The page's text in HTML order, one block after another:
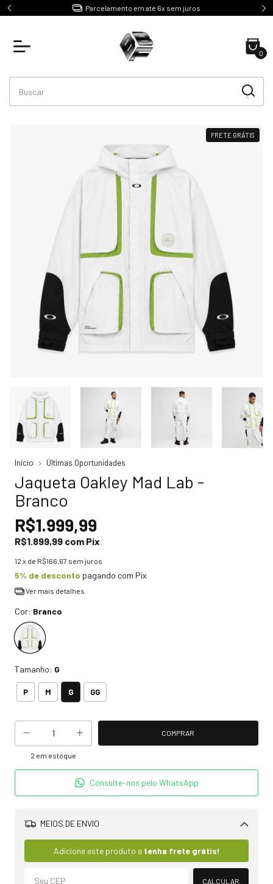
Parcelamento em até 6x sem juros
0
FRETE GRÁTIS
Início Últimas Oportunidades
Jaqueta Oakley Mad Lab -
Branco
R$1.999,99
R$1.899,99 com Pix
12 x de R$166,67 sem juros
5% de desconto pagando com Pix
Ver mais detalhes
Cor: Branco
Tamanho: G
P M G GG
2 em estoque
Consulte-nos pelo WhatsApp
MEIOS DE ENVIO
Adicione este produto e tenha frete grátis!
CALCULAR